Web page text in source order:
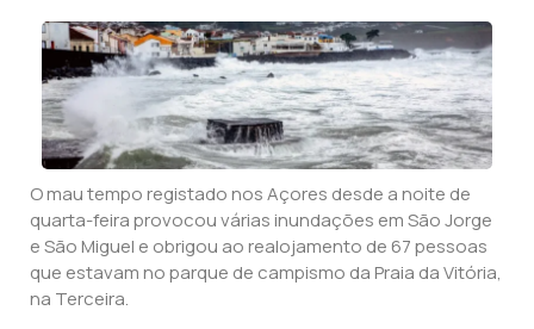
O mau tempo registado nos Açores desde a noite de
quarta-feira provocou várias inundações em São Jorge
e São Miguel e obrigou ao realojamento de 67 pessoas
que estavam no parque de campismo da Praia da Vitória,
na Terceira.